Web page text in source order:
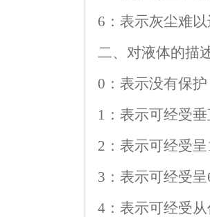
6：表示灰尘难
二、对液体的描
0：表示没有保护
1：表示可经受
2：表示可经受
3：表示可经受
4：表示可经受